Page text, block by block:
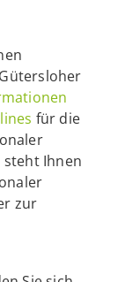
für die
Ihnen
zur